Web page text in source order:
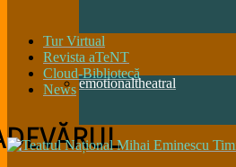
Tur Virtual
Revista aTeNT
Cloud-Bibliotecă
Newsemotionaltheatral